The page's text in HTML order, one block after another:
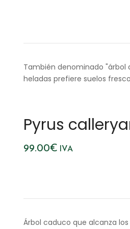
También denominado "árbol
heladas prefiere suelos
Pyrus
99.00€ IVA
Árbol caduco que alcanza